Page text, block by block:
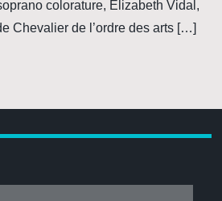
colorature, Elizabeth Vidal,
Chevalier de l’ordre des arts […]